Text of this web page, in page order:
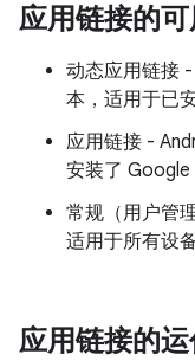
应用链接的
动态应用链接
本，适用于已
应用链接 -
安装了 Google
常规（用户管
适用于所有设备
应用链接的